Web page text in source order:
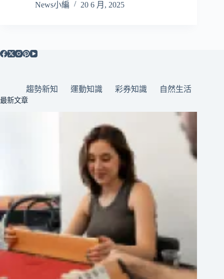
News小編
20 6 月, 2025
趨勢新知 運動知識 彩券知識 自然生活
最新文章